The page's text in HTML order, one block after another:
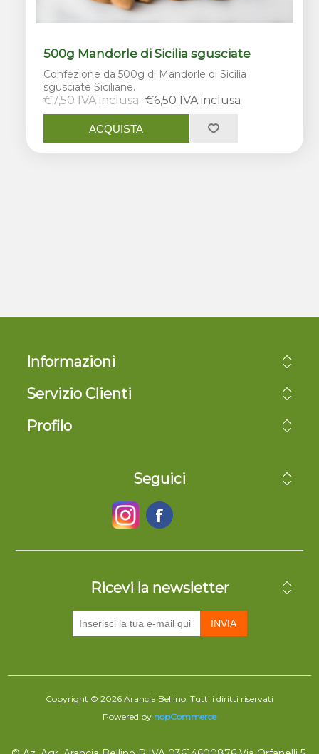
500g Mandorle di Sicilia sgusciate
Confezione da 500g di Mandorle di Sicilia
sgusciate Siciliane.
€7,50 IVA inclusa €6,50 IVA inclusa
ACQUISTA
Informazioni
Servizio Clienti
Profilo
Seguici
Ricevi la newsletter
INVIA
Copyright © 2026 Arancia Bellino. Tutti i diritti riservati
Powered by nopCommerce